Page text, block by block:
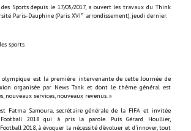
Sports depuis le 17/05/2017, a ouvert les travaux du Think
Paris-Dauphine (Paris XVI e arrondissement), jeudi dernier.
sports
olympique est la première intervenante de cette Journée de
organisée par News Tank et dont le thème général est
nouveaux services, nouveaux revenus. »
Fatma Samoura, secrétaire générale de la FIFA et invitée
2018 qui à pris la parole. Puis Gérard Houllier,
2018, à évoquer la nécessité d’évoluer et d’innover, tout